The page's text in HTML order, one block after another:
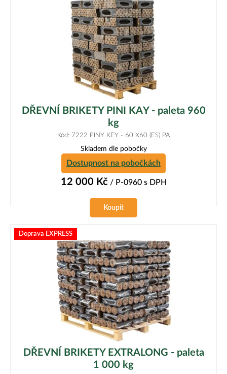
DŘEVNÍ BRIKETY PINI KAY - paleta 960
kg
Kód: 7222 PINY KEY - 60 X60 (ES) PA
Skladem dle pobočky
Dostupnost na pobočkách
12 000 Kč/ P-0960 s DPH
Koupit
Doprava EXPRESS
DŘEVNÍ BRIKETY EXTRALONG - paleta
1 000 kg